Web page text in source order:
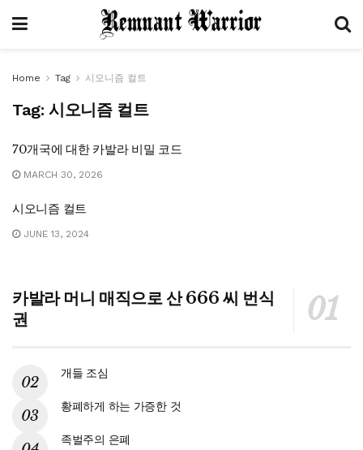
Home Tag 시오니즘 컬트
Tag: 시오니즘 컬트
70개국에 대한 카발라 비밀 코드
MARCH 30, 2026
시오니즘 컬트
JUNE 13, 2024
카발라 머니 매직으로 산 666 씨 번식
권
개들 조심
황폐하게 하는 가증한 것
족벌주의 은폐